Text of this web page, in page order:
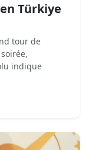
Türkiye
tour de
indique